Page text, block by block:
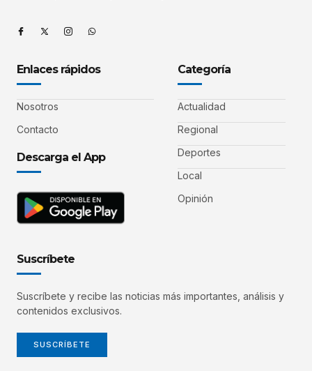
Enlaces rápidos
Nosotros
Contacto
Descarga el App
Categoría
Actualidad
Regional
Deportes
Local
Opinión
Suscríbete
Suscríbete y recibe las noticias más importantes, análisis y
contenidos exclusivos.
SUSCRÍBETE